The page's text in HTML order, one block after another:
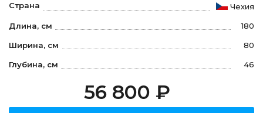
Страна Чехия
Длина, см 180
Ширина, см 80
Глубина, см 46
56 800 ₽